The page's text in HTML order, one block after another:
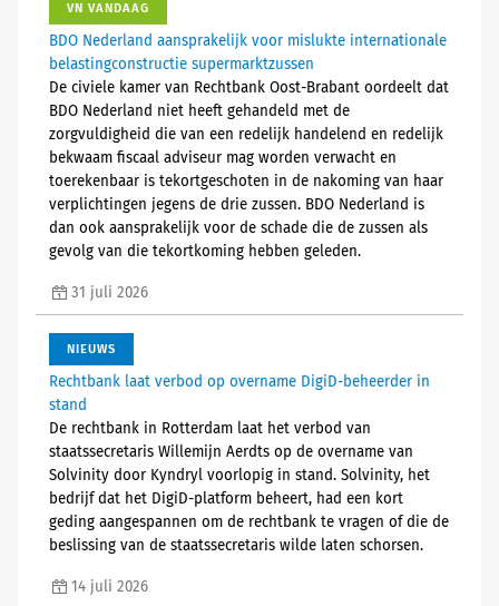
VN VANDAAG
BDO Nederland aansprakelijk voor mislukte internationale
belastingconstructie supermarktzussen
De civiele kamer van Rechtbank Oost-Brabant oordeelt dat
BDO Nederland niet heeft gehandeld met de
zorgvuldigheid die van een redelijk handelend en redelijk
bekwaam fiscaal adviseur mag worden verwacht en
toerekenbaar is tekortgeschoten in de nakoming van haar
verplichtingen jegens de drie zussen. BDO Nederland is
dan ook aansprakelijk voor de schade die de zussen als
gevolg van die tekortkoming hebben geleden.
31 juli 2026
NIEUWS
Rechtbank laat verbod op overname DigiD-beheerder in
stand
De rechtbank in Rotterdam laat het verbod van
staatssecretaris Willemijn Aerdts op de overname van
Solvinity door Kyndryl voorlopig in stand. Solvinity, het
bedrijf dat het DigiD-platform beheert, had een kort
geding aangespannen om de rechtbank te vragen of die de
beslissing van de staatssecretaris wilde laten schorsen.
14 juli 2026